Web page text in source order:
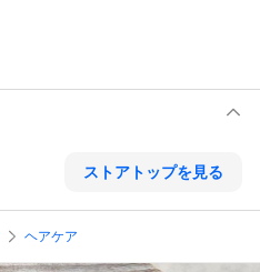
ストアトップを見る
ヘアケア